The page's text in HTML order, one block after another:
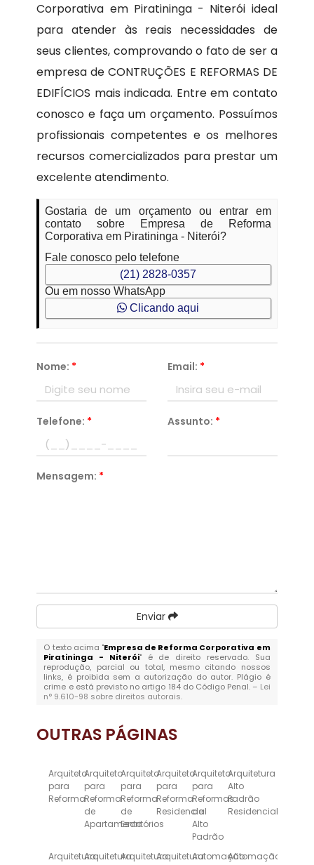
Corporativa em Piratininga - Niterói ideal
para atender às reais necessidades de
seus clientes, comprovando o fato de ser a
empresa de CONTRUÇÕES E REFORMAS DE
EDIFÍCIOS mais indicada. Entre em contato
conosco e faça um orçamento. Possuímos
profissionais competentes e os melhores
recursos comercializados para prestar um
excelente atendimento.
Gostaria de um orçamento ou entrar em
contato sobre Empresa de Reforma
Corporativa em Piratininga - Niterói?
Fale conosco pelo telefone
(21) 2828-0357
Ou em nosso WhatsApp
Clicando aqui
Nome: * Email: *
Telefone: * Assunto: *
Mensagem: *
Enviar
O texto acima "Empresa de Reforma Corporativa em
Piratininga - Niterói" é de direito reservado. Sua
reprodução, parcial ou total, mesmo citando nossos
links, é proibida sem a autorização do autor. Plágio é
crime e está previsto no artigo 184 do Código Penal. – Lei
n° 9.610-98 sobre direitos autorais.
OUTRAS PÁGINAS
Arquiteto
para
Reforma
Arquiteto
para
Reforma
de
Apartamento
Arquiteto
para
Reforma
de
Escritórios
Arquiteto
para
Reforma
Residencial
Arquiteto
para
Reformas
de
Alto
Padrão
Arquitetura
Alto
Padrão
Residencial
ArquiteturaArquiteturaArquiteturaArquiteturaAutomaçãoAutomação